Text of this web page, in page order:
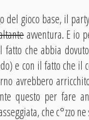
del gioco base, il
avventura. E io
fatto che abbia
e con il fatto che il
avrebbero
questo per fare
che c°zzo